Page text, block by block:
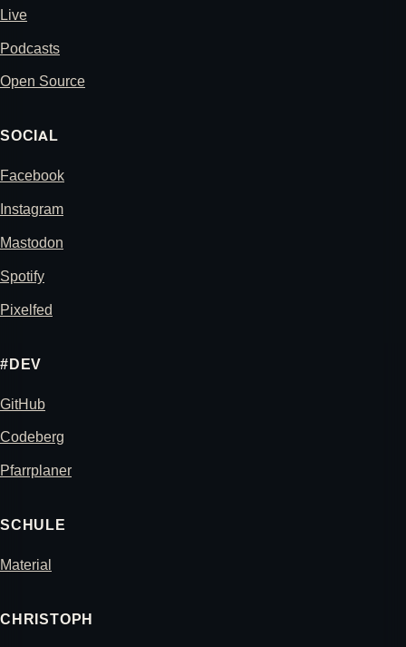
Live
Podcasts
Open Source
SOCIAL
Facebook
Instagram
Mastodon
Spotify
Pixelfed
#DEV
GitHub
Codeberg
Pfarrplaner
SCHULE
Material
CHRISTOPH